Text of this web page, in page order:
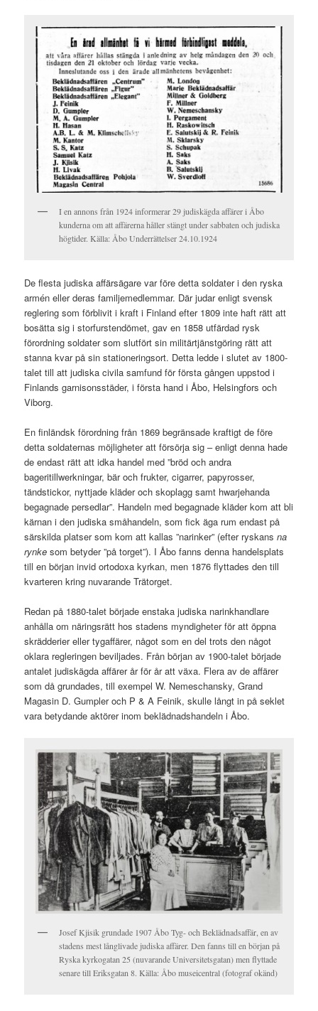
I en annons från 1924 informerar 29 judiskägda affärer i Åbo
kunderna om att affärerna håller stängt under sabbaten och judiska
högtider. Källa: Åbo Underrättelser 24.10.1924
De flesta judiska affärsägare var före detta soldater i den ryska
armén eller deras familjemedlemmar. Där judar enligt svensk
reglering som förblivit i kraft i Finland efter 1809 inte haft rätt att
bosätta sig i storfurstendömet, gav en 1858 utfärdad rysk
förordning soldater som slutfört sin militärtjänstgöring rätt att
stanna kvar på sin stationeringsort. Detta ledde i slutet av 1800-
talet till att judiska civila samfund för första gången uppstod i
Finlands garnisonsstäder, i första hand i Åbo, Helsingfors och
Viborg.
En finländsk förordning från 1869 begränsade kraftigt de före
detta soldaternas möjligheter att försörja sig – enligt denna hade
de endast rätt att idka handel med ”bröd och andra
bageritillwerkningar, bär och frukter, cigarrer, papyrosser,
tändstickor, nyttjade kläder och skoplagg samt hwarjehanda
begagnade persedlar”. Handeln med begagnade kläder kom att bli
kärnan i den judiska småhandeln, som fick äga rum endast på
särskilda platser som kom att kallas ”narinker” (efter ryskansna
rynke som betyder ”på torget”). I Åbo fanns denna handelsplats
till en början invid ortodoxa kyrkan, men 1876 flyttades den till
kvarteren kring nuvarande Trätorget.
Redan på 1880-talet började enstaka judiska narinkhandlare
anhålla om näringsrätt hos stadens myndigheter för att öppna
skrädderier eller tygaffärer, något som en del trots den något
oklara regleringen beviljades. Från början av 1900-talet började
antalet judiskägda affärer år för år att växa. Flera av de affärer
som då grundades, till exempel W. Nemeschansky, Grand
Magasin D. Gumpler och P & A Feinik, skulle långt in på seklet
vara betydande aktörer inom beklädnadshandeln i Åbo.
Josef Kjisik grundade 1907 Åbo Tyg- och Beklädnadsaffär, en av
stadens mest långlivade judiska affärer. Den fanns till en början på
Ryska kyrkogatan 25 (nuvarande Universitetsgatan) men flyttade
senare till Eriksgatan 8. Källa: Åbo museicentral (fotograf okänd)